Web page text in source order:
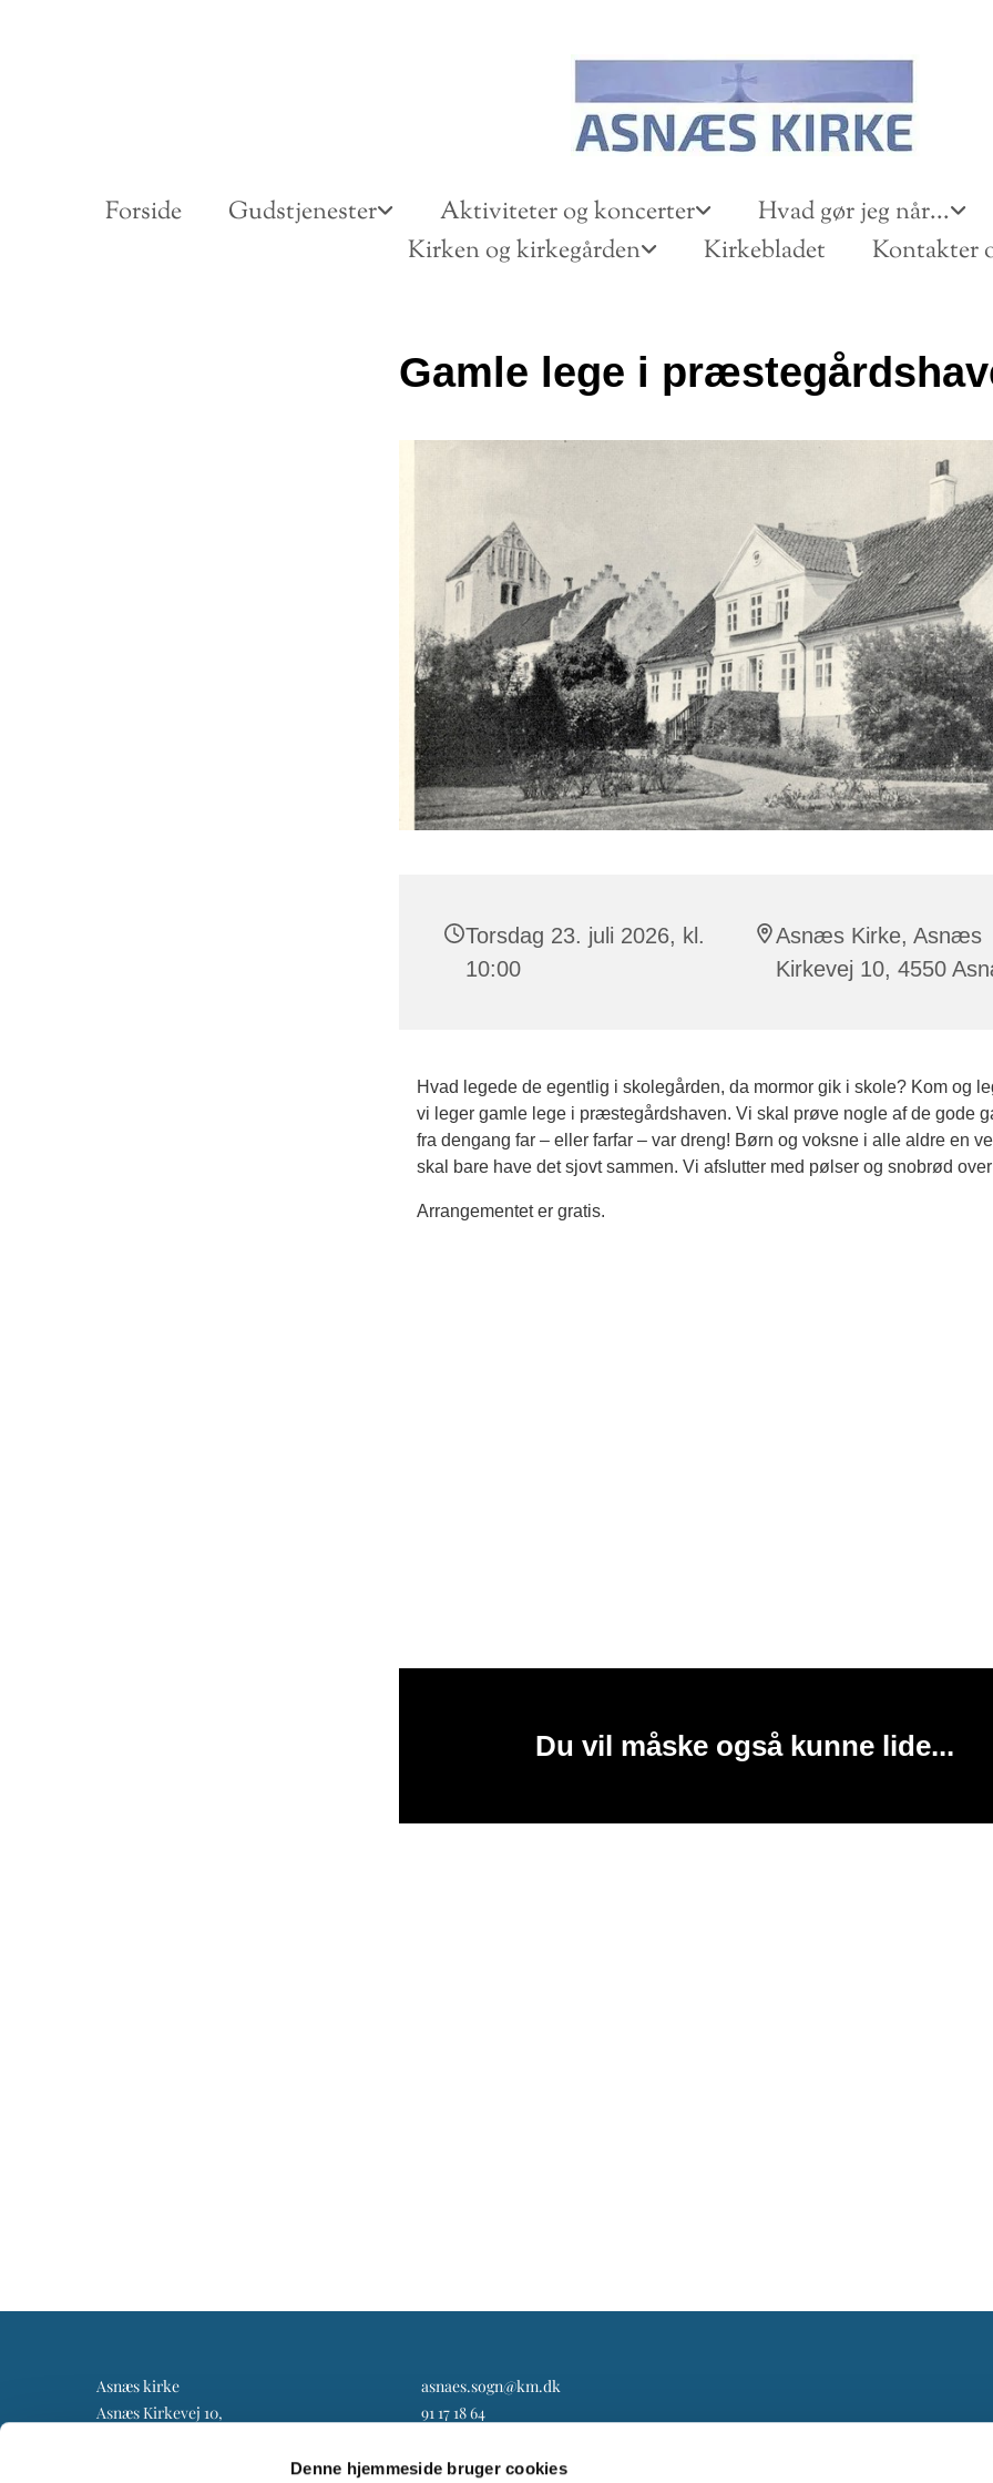
Denne hjemmeside bruger cookies
Forside Gudstjenester Aktiviteter og koncerter
Hvad gør jeg når...
Kirken og kirkegården
Kirkebladet Kontakter
Gamle lege i
Torsdag 23. juli 2026, kl.
10:00
Asnæs Kirke, Asnæs
Kirkevej 10, 4550
Hvad legede de egentlig i skolegården, da mormor gik i skole? Kom og
vi leger gamle lege i præstegårdshaven. Vi skal prøve nogle af de gode
fra dengang far – eller farfar – var dreng! Børn og voksne i alle aldre en
skal bare have det sjovt sammen. Vi afslutter med pølser og snobrød
Arrangementet er gratis.
Du vil måske også kunne lide...
Asnæs kirke
Asnæs Kirkevej 10,
asnaes.sogn@km.dk
91 17 18 64